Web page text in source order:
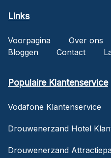
Links
Voorpagina Over ons
Bloggen
Contact
Populaire Klantenservice
Vodafone Klantenservice
Drouwenerzand Hotel
Drouwenerzand